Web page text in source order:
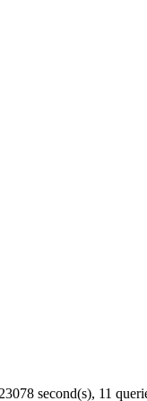
second(s), 11